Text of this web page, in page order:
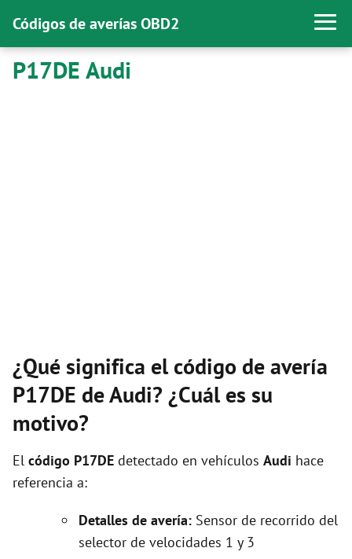
Códigos de averías OBD2
P17DE Audi
¿Qué significa el código de avería
P17DE de Audi? ¿Cuál es su
motivo?
El código P17DE detectado en vehículos Audi hace
referencia a:
Detalles de avería: Sensor de recorrido del
selector de velocidades 1 y 3